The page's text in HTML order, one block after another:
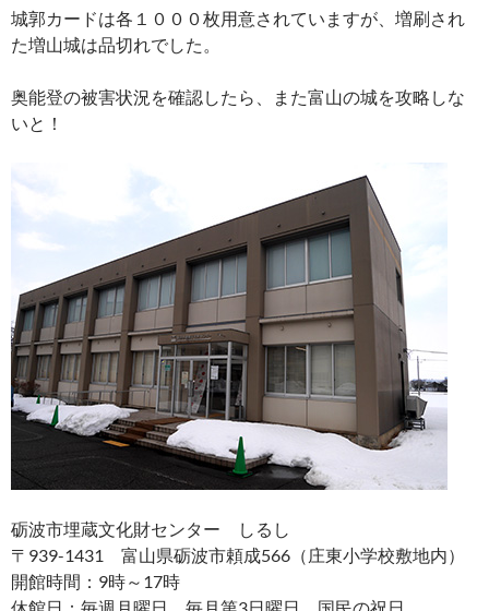
城郭カードは各１０００枚用意されていますが、増刷され
た増山城は品切れでした。
奥能登の被害状況を確認したら、また富山の城を攻略しな
いと！
砺波市埋蔵文化財センター しるし
〒939-1431 富山県砺波市頼成566（庄東小学校敷地内）
開館時間：9時～17時